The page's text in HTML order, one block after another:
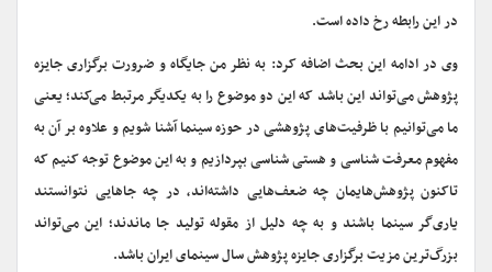
در این رابطه رخ داده است.
وی در ادامه این بحث اضافه کرد: به نظر من جایگاه و ضرورت برگزاری جایزه
پژوهش می‌تواند این باشد که این دو موضوع را به یکدیگر مرتبط می‌کند؛ یعنی
ما می‌توانیم با ظرفیت‌های پژوهشی در حوزه سینما آشنا شویم و علاوه بر آن به
مفهوم معرفت شناسی و هستی شناسی بپردازیم و به این موضوع توجه کنیم که
تاکنون پژوهش‌هایمان چه ضعف‌هایی داشته‌اند، در چه جاهایی نتوانستند
یاری‌گر سینما باشند و به چه دلیل از مقوله تولید جا ماندند؛ این می‌تواند
بزرگ‌ترین مزیت برگزاری جایزه پژوهش سال سینمای ایران باشد.